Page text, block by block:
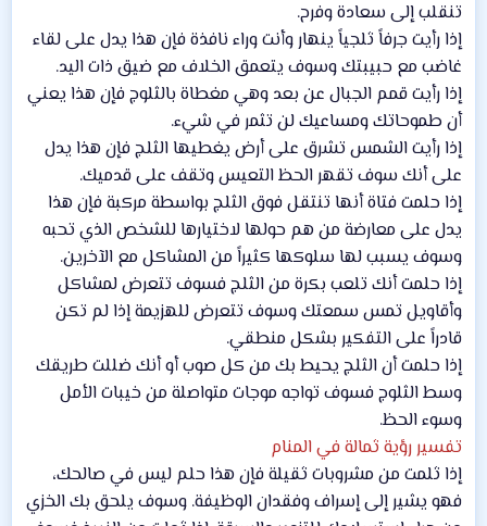
تنقلب إلى سعادة وفرح.
إذا رأيت جرفاً ثلجياً ينهار وأنت وراء نافذة فإن هذا يدل على لقاء
غاضب مع حبيبتك وسوف يتعمق الخلاف مع ضيق ذات اليد.
إذا رأيت قمم الجبال عن بعد وهي مغطاة بالثلوج فإن هذا يعني
أن طموحاتك ومساعيك لن تثمر في شيء.
إذا رأيت الشمس تشرق على أرض يغطيها الثلج فإن هذا يدل
على أنك سوف تقهر الحظ التعيس وتقف على قدميك.
إذا حلمت فتاة أنها تنتقل فوق الثلج بواسطة مركبة فإن هذا
يدل على معارضة من هم حولها لاختيارها للشخص الذي تحبه
وسوف يسبب لها سلوكها كثيراً من المشاكل مع الآخرين.
إذا حلمت أنك تلعب بكرة من الثلج فسوف تتعرض لمشاكل
وأقاويل تمس سمعتك وسوف تتعرض للهزيمة إذا لم تكن
قادراً على التفكير بشكل منطقي.
إذا حلمت أن الثلج يحيط بك من كل صوب أو أنك ضللت طريقك
وسط الثلوج فسوف تواجه موجات متواصلة من خيبات الأمل
وسوء الحظ.
تفسير رؤية ثمالة في المنام
إذا ثلمت من مشروبات ثقيلة فإن هذا حلم ليس في صالحك،
فهو يشير إلى إسراف وفقدان الوظيفة. وسوف يلحق بك الخزي